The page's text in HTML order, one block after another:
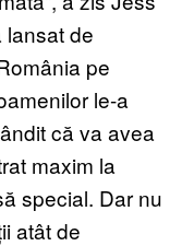
lansat de
pe
le-a
că va avea
maxim la
special. Dar nu
atât de